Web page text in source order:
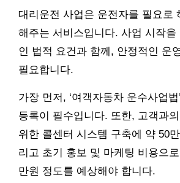
대리운전 사업은 운전자를 필요로
해주는 서비스입니다. 사업 시작을
인 법적 요건과 함께, 안정적인 운
필요합니다.
가장 먼저, ‘여객자동차 운수사업
등록이 필수입니다. 또한, 고객과
위한 콜센터 시스템 구축에 약 50
리고 초기 홍보 및 마케팅 비용으
만원 정도를 예상해야 합니다.